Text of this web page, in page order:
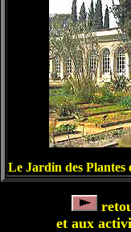
Le Jardin des
et aux